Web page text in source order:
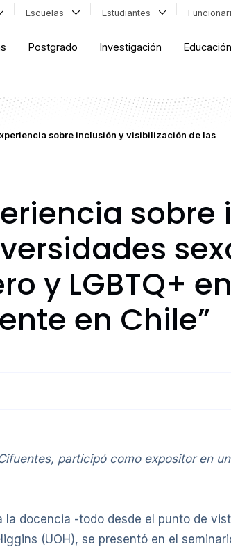
Escuelas Estudiantes
Postgrado Investigación
sobre inclusión y visibilización de las
sobre
y LGBTQ+
en Chile”
participó como expositor en
docencia -todo desde el punto de
(UOH), se presentó en el